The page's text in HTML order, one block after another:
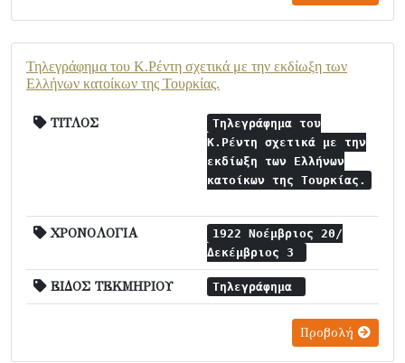
Τηλεγράφημα του Κ.Ρέντη σχετικά με την εκδίωξη των
Ελλήνων κατοίκων της Τουρκίας.
ΤΙΤΛΟΣ
Τηλεγράφημα του
Κ.Ρέντη σχετικά με την
εκδίωξη των Ελλήνων
κατοίκων της Τουρκίας.
ΧΡΟΝΟΛΟΓΙΑ
1922 Νοέμβριος 20/
Δεκέμβριος 3
ΕΙΔΟΣ ΤΕΚΜΗΡΙΟΥ Τηλεγράφημα
Προβολή